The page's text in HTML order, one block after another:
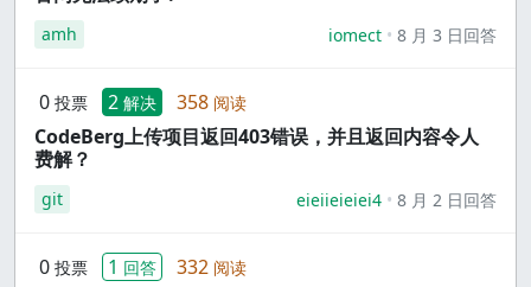
amh iomect 8 月 3 日回答
0 投票 2 解决 358 阅读
CodeBerg上传项目返回403错误，并且返回内容令人
费解？
git eieiieieiei4 8 月 2 日回答
0 投票 1 回答 332 阅读